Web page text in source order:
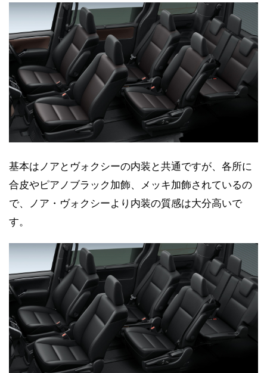
基本はノアとヴォクシーの内装と共通ですが、各所に
合皮やピアノブラック加飾、メッキ加飾されているの
で、ノア・ヴォクシーより内装の質感は大分高いで
す。